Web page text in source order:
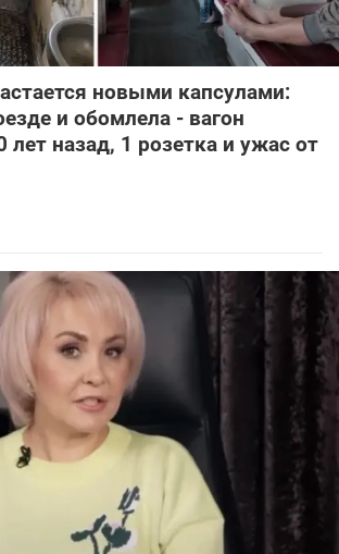
новыми капсулами:
и обомлела - вагон
лет назад, 1 розетка и ужас от